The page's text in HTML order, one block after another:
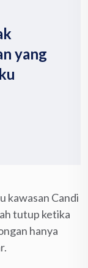
yang
kawasan Candi
tutup ketika
hanya